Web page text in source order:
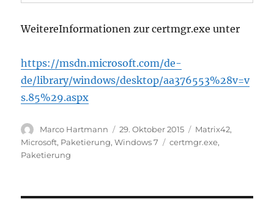
WeitereInformationen zur certmgr.exe unter
https://msdn.microsoft.com/de-
de/library/windows/desktop/aa376553%28v=v
s.85%29.aspx
Autor
Marco Hartmann
Veröffentlicht
am
29. Oktober 2015 Kategorien
Matrix42,
Microsoft, Paketierung,Windows 7 Schlagwörter
certmgr.exe,
Paketierung